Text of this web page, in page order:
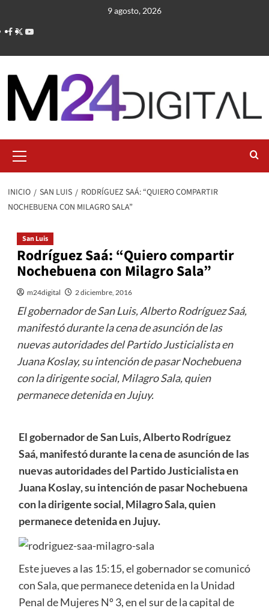
contenido
9 agosto, 2026
primario
INICIO SAN LUIS
RODRÍGUEZ SAÁ: “QUIERO COMPARTIR
NOCHEBUENA CON MILAGRO SALA”
San Luis
Rodríguez Saá: “Quiero compartir
Nochebuena con Milagro Sala”
m24digital 2 diciembre, 2016
El gobernador de San Luis, Alberto Rodríguez Saá,
manifestó durante la cena de asunción de las
nuevas autoridades del Partido Justicialista en
Juana Koslay, su intención de pasar Nochebuena
con la dirigente social, Milagro Sala, quien
permanece detenida en Jujuy.
El gobernador de San Luis, Alberto Rodríguez
Saá, manifestó durante la cena de asunción de las
nuevas autoridades del Partido Justicialista en
Juana Koslay, su intención de pasar Nochebuena
con la dirigente social, Milagro Sala, quien
permanece detenida en Jujuy.
Este jueves a las 15:15, el gobernador se comunicó
con Sala, que permanece detenida en la Unidad
Penal de Mujeres Nº 3, en el sur de la capital de